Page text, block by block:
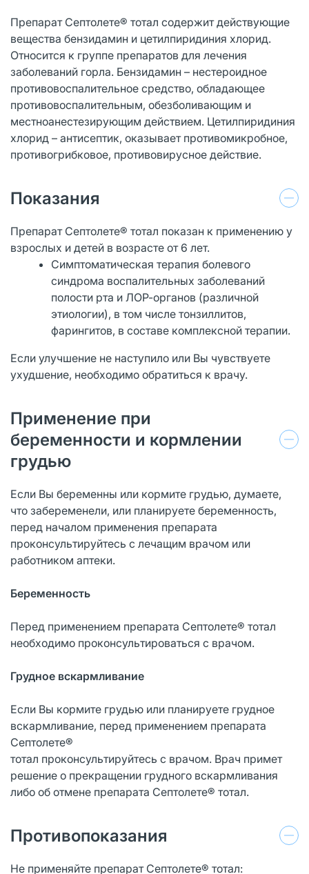
Препарат Септолете® тотал содержит действующие
вещества бензидамин и цетилпиридиния хлорид.
Относится к группе препаратов для лечения
заболеваний горла. Бензидамин – нестероидное
противовоспалительное средство, обладающее
противовоспалительным, обезболивающим и
местноанестезирующим действием. Цетилпиридиния
хлорид – антисептик, оказывает противомикробное,
противогрибковое, противовирусное действие.
Показания
Препарат Септолете® тотал показан к применению у
взрослых и детей в возрасте от 6 лет.
Симптоматическая терапия болевого
синдрома воспалительных заболеваний
полости рта и ЛОР-органов (различной
этиологии), в том числе тонзиллитов,
фарингитов, в составе комплексной терапии.
Если улучшение не наступило или Вы чувствуете
ухудшение, необходимо обратиться к врачу.
Применение при
беременности и кормлении
грудью
Если Вы беременны или кормите грудью, думаете,
что забеременели, или планируете беременность,
перед началом применения препарата
проконсультируйтесь с лечащим врачом или
работником аптеки.
Беременность
Перед применением препарата Септолете® тотал
необходимо проконсультироваться с врачом.
Грудное вскармливание
Если Вы кормите грудью или планируете грудное
вскармливание, перед применением препарата
Септолете®
тотал проконсультируйтесь с врачом. Врач примет
решение о прекращении грудного вскармливания
либо об отмене препарата Септолете® тотал.
Противопоказания
Не применяйте препарат Септолете® тотал: